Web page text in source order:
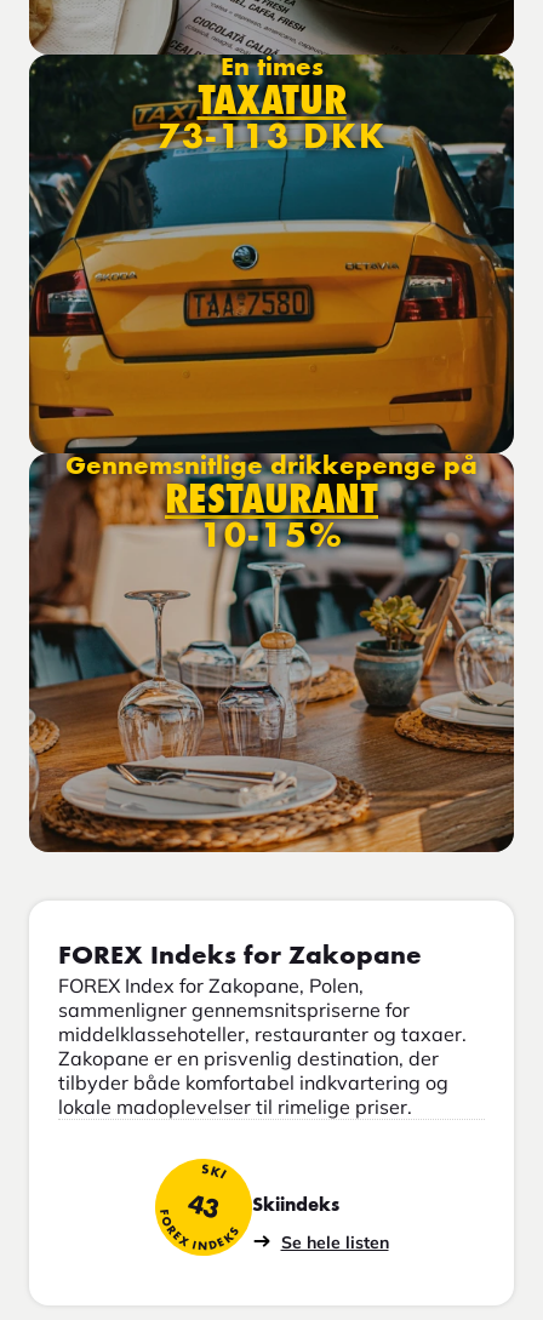
En times
TAXATUR
73-113 DKK
Gennemsnitlige drikkepenge på
RESTAURANT
10-15%
FOREX Indeks for Zakopane
FOREX Index for Zakopane, Polen,
sammenligner gennemsnitspriserne for
middelklassehoteller, restauranter og taxaer.
Zakopane er en prisvenlig destination, der
tilbyder både komfortabel indkvartering og
lokale madoplevelser til rimelige priser.
SKI
43
FOREX INDEKS Skiindeks
Se hele listen